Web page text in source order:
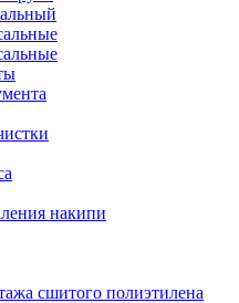
накипи
сшитого полиэтилена